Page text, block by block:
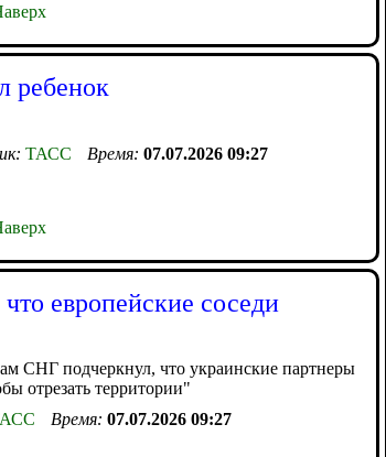
ребенок
ТАСС Время: 07.07.2026 09:27
европейские соседи
СНГ подчеркнул, что украинские партнеры
отрезать территории"
Время: 07.07.2026 09:27